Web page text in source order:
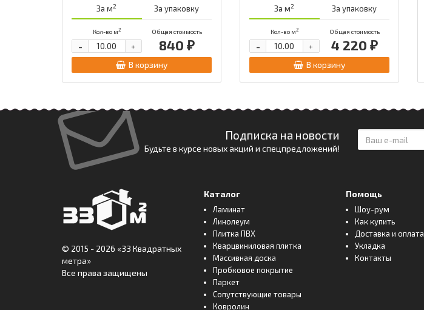
За м2 За упаковку
Кол-во м2 Общая стоимость
840 ₽
+
-
В корзину
За м2 За упаковку
Кол-во м2 Общая стоимость
4 220 ₽
+
-
В корзину
Подписка на новости
Будьте в курсе новых акций и спецпредложений!
© 2015 - 2026 «33 Квадратных
метра»
Все права защищены
Каталог
Ламинат
Линолеум
Плитка ПВХ
Кварцвиниловая плитка
Массивная доска
Пробковое покрытие
Паркет
Сопутствующие товары
Ковролин
Помощь
Шоу-рум
Как купить
Доставка и оплата
Укладка
Контакты